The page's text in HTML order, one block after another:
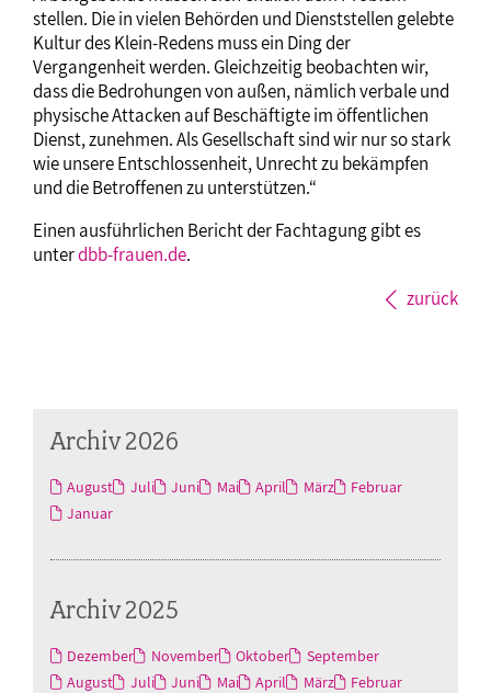
stellen. Die in vielen Behörden und Dienststellen gelebte
Kultur des Klein-Redens muss ein Ding der
Vergangenheit werden. Gleichzeitig beobachten wir,
dass die Bedrohungen von außen, nämlich verbale und
physische Attacken auf Beschäftigte im öffentlichen
Dienst, zunehmen. Als Gesellschaft sind wir nur so stark
wie unsere Entschlossenheit, Unrecht zu bekämpfen
und die Betroffenen zu unterstützen.“
Einen ausführlichen Bericht der Fachtagung gibt es
unterdbb-frauen.de.
zurück
Archiv 2026
August Juli Juni Mai April März
Februar
Januar
Archiv 2025
Dezember November Oktober
September
August
Juli Juni Mai April März
Februar